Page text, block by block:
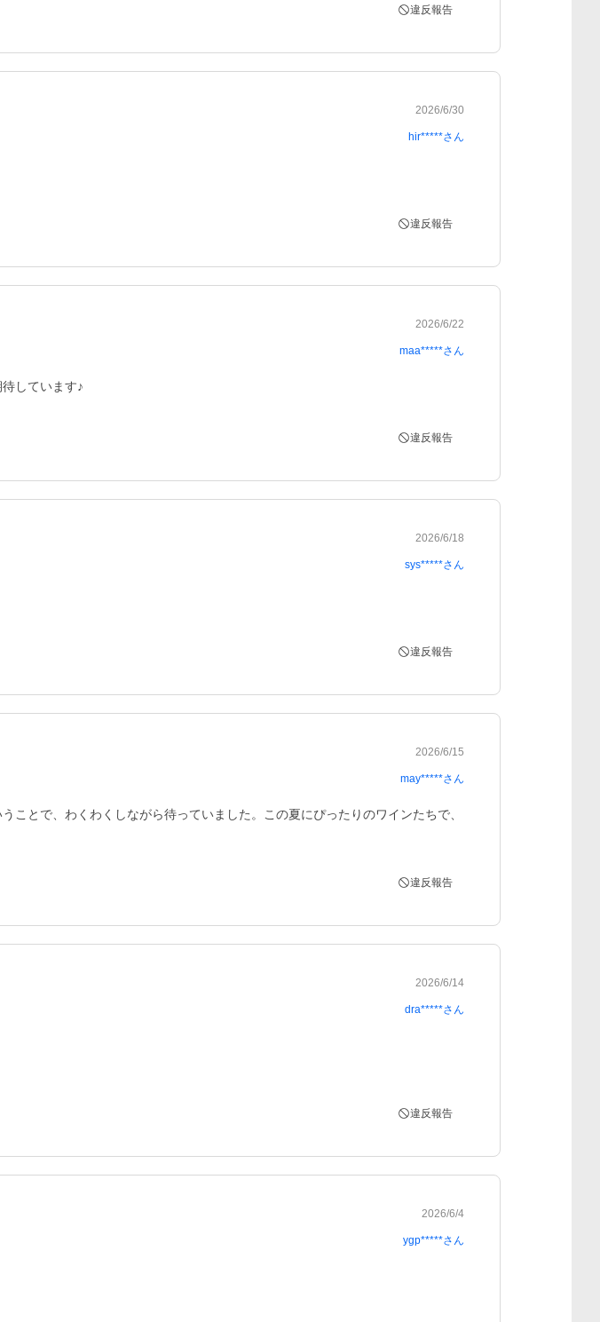
違反報告
2026/6/30
hir*****さん
違反報告
2026/6/22
maa*****さん
しています♪
違反報告
2026/6/18
sys*****さん
違反報告
2026/6/15
may*****さん
とで、わくわくしながら待っていました。この夏にぴったりのワインたちで、
違反報告
2026/6/14
dra*****さん
違反報告
2026/6/4
ygp*****さん